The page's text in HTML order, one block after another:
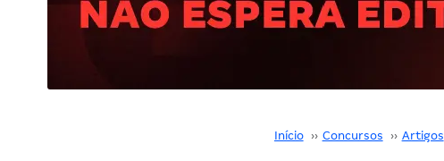
Início ›› Concursos ›› Artigos